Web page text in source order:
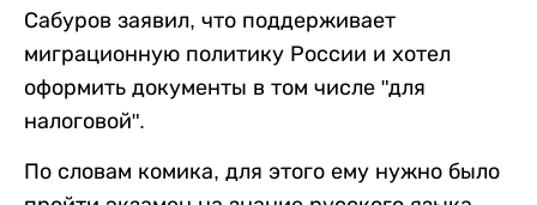
Сабуров заявил, что поддерживает
миграционную политику России и хотел
оформить документы в том числе "для
налоговой".
По словам комика, для этого ему нужно было